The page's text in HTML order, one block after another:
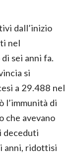
dall’inizio
nel
sei anni fa.
si
a 29.488 nel
l’immunità di
che avevano
deceduti
anni, ridottisi